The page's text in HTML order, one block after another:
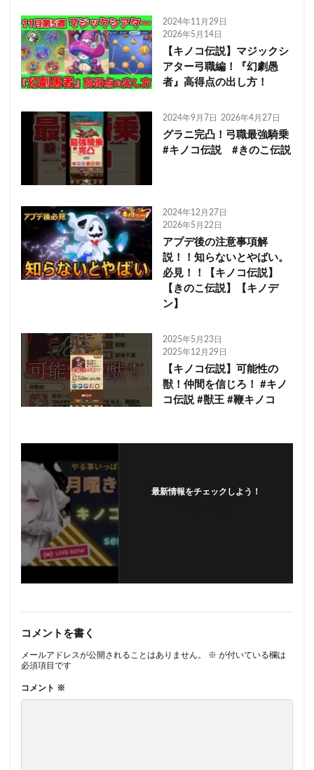
2024年11月29日
2026年5月14日
【キノコ伝説】マジックシ
アター弓職編！『幻劇愚
者』高得点の出し方！
2024年9月7日 2026年4月27日
グラニ完凸！弓職最強騎乗
#キノコ伝説 #きのこ伝説
2024年12月27日
2026年5月22日
アプデ後の注意事項解
説！！知らないとやばい。
必見！！【キノコ伝説】
【きのこ伝説】【キノデ
ン】
2025年5月23日
2025年12月29日
【キノコ伝説】可能性の
獣！仲間を信じろ！ #キノ
コ伝説 #獣王 #鞭キノコ
最新情報をチェックしよう！
コメントを書く
メールアドレスが公開されることはありません。 ※ が付いている欄は
必須項目です
コメント ※